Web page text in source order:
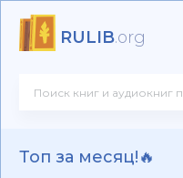
RULIB.org
Топ за месяц!🔥